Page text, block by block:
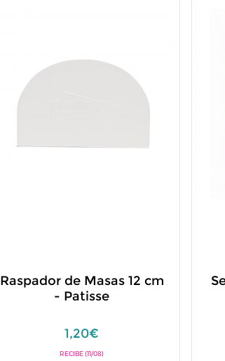
Raspador de Masas 12 cm
- Patisse
1,20€
RECIBE (11/08)